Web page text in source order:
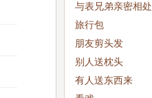
与表兄弟亲密相处
旅行包
朋友剪头发
别人送枕头
有人送东西来